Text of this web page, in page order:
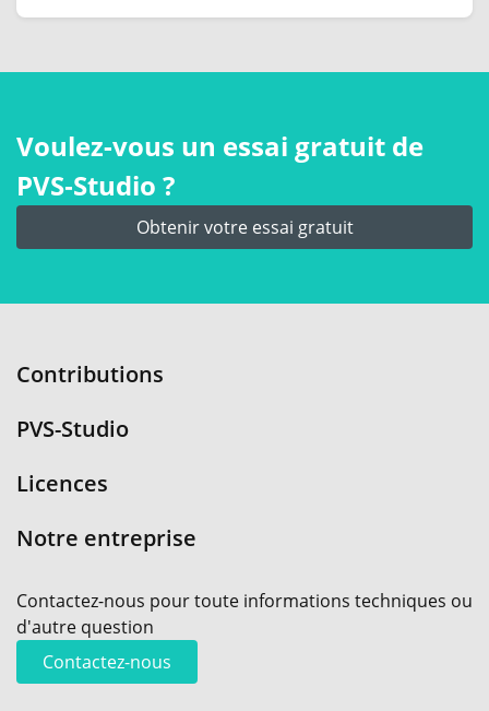
Voulez-vous un essai gratuit de
PVS‑Studio ?
Obtenir votre essai gratuit
Contributions
PVS-Studio
Licences
Notre entreprise
Contactez-nous pour toute informations techniques ou
d'autre question
Contactez-nous